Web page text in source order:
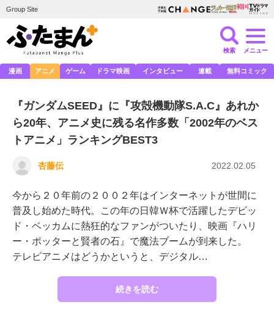
Group Site
検索 メニュー
漫画 アニメ ゲーム ドラマ映画 インタビュー 連載 無料コミック
『ガンダムSEED』に『攻殻機動隊S.A.C』あれか
ら20年、アニメ史に残る名作多数「2002年のベス
トアニメ」ランキングBEST3
杏藤伝 2022.02.05
今から２０年前の２００２年はインターネットが世間に
普及し始めた時代。この年の日韓Ｗ杯で活躍したデビッ
ド・ベッカムに熱狂的なファンがついたり、映画『ハリ
ー・ポッターと賢者の石』で魔法ブームが到来した。
テレビアニメはどうかというと、デジタル…
続きを読む